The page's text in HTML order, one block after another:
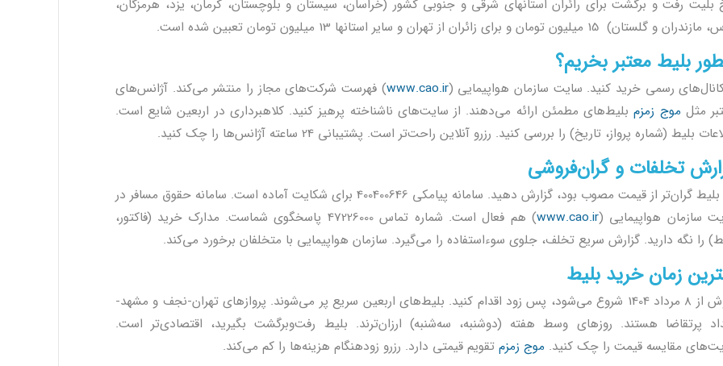
بلیت رفت و برگشت برای رائران استانهاى شرقى و جنوبى کشور (خراسان، سیستان و بلوچستان، کرمان، یزد، هرمزگان،
و گلستان) 15 میلیون تومان و براى زائران از تهران و سایر استانها 13 میلیون تومان تعبین شده است.
بلیط معتبر بخریم؟
رسمی خرید کنید. سایت سازمان هواپیمایی (www.cao.ir) فهرست شرکت‌های مجاز را منتشر می‌کند. آژانس‌های
مثل موج زمزمبلیط‌های مطمئن ارائه می‌دهند. از سایت‌های ناشناخته پرهیز کنید. کلاهبرداری در اربعین شایع است.
بلیط (شماره پرواز، تاریخ) را بررسی کنید. رزرو آنلاین راحت‌تر است. پشتیبانی 24 ساعته آژانس‌ها را چک کنید.
تخلفات و گران‌فروشی
اگر بلیط گران‌تر از قیمت مصوب بود، گزارش دهید. سامانه پیامکی 400400646 برای شکایت آماده است. سامانه حقوق مسافر در
سازمان هواپیمایی (www.cao.ir
) هم فعال است. شماره تماس 47226000 پاسخگوی شماست. مدارک خرید (فاکتور،
را نگه دارید. گزارش سریع تخلف، جلوی سوءاستفاده را می‌گیرد. سازمان هواپیمایی با متخلفان برخورد می‌کند.
زمان خرید بلیط
فروش از 8 مرداد 1404 شروع می‌شود، پس زود اقدام کنید. بلیط‌های اربعین سریع پر می‌شوند. پروازهای تهران-نجف و مشهد-
پرتقاضا هستند. روزهای وسط هفته (دوشنبه، سه‌شنبه) ارزان‌ترند. بلیط رفت‌وبرگشت بگیرید، اقتصادی‌تر است.
مقایسه قیمت را چک کنید. موج زمزم تقویم قیمتی دارد. رزرو زودهنگام هزینه‌ها را کم می‌کند.